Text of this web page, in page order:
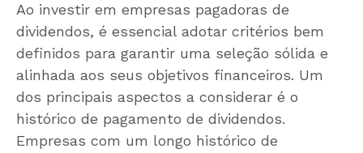
Ao investir em empresas pagadoras de
dividendos, é essencial adotar critérios bem
definidos para garantir uma seleção sólida e
alinhada aos seus objetivos financeiros. Um
dos principais aspectos a considerar é o
histórico de pagamento de dividendos.
Empresas com um longo histórico de